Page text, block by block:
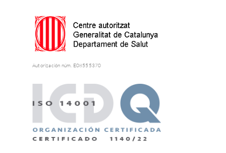
Autorización núm. E08555370